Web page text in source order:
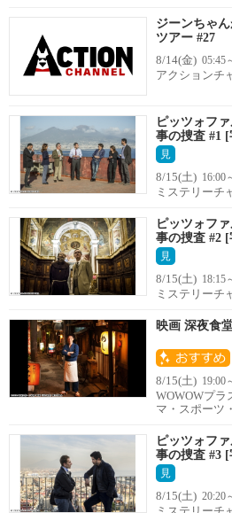
ジーンちゃ
ツアー #27
8/14(金) 05:45
アクションチ
ピッツォフ
事の捜査 #1 [
見
8/15(土) 16:00
ミステリーチ
ピッツォフ
事の捜査 #2 [
見
8/15(土) 18:15
ミステリーチ
映画 深夜食
8/15(土) 19:00
WOWOWプラ
マ・スポーツ
ピッツォフ
事の捜査 #3 [
見
8/15(土) 20:20